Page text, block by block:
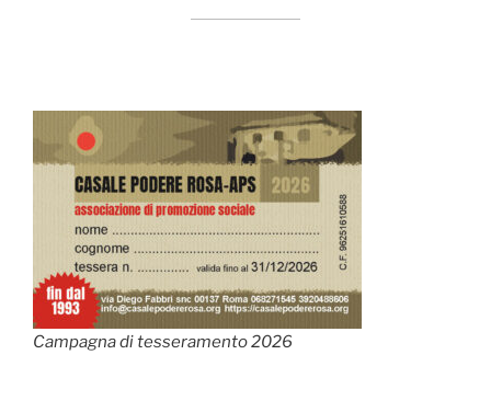
Campagna di tesseramento 2026